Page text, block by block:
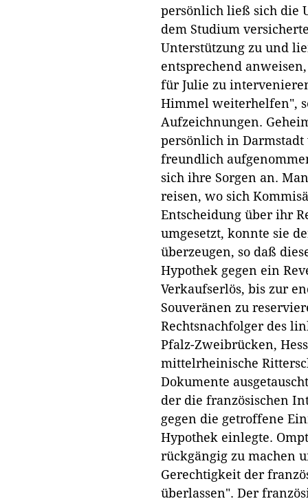
persönlich ließ sich die
dem Studium
Unterstützung zu und
entsprechend
für Julie zu
Himmel weiterhelfen",
Aufzeichnungen.
persönlich in
freundlich
sich ihre Sorgen an.
reisen, wo sich
Entscheidung über ihr
umgesetzt, konnte sie
überzeugen, so daß
Hypothek gegen ein
Verkaufserlös, bis zur
Souveränen zu
Rechtsnachfolger des
Pfalz-Zweibrücken,
mittelrheinische
Dokumente
der die französischen
gegen die getroffene
Hypothek einlegte.
rückgängig zu machen
Gerechtigkeit der
überlassen". Der